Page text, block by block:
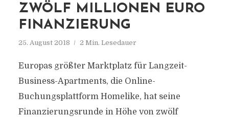
ZWÖLF MILLIONEN EURO
FINANZIERUNG
25. August 2018 2 Min. Lesedauer
Europas größter Marktplatz für Langzeit-
Business-Apartments, die Online-
Buchungsplattform Homelike, hat seine
Finanzierungsrunde in Höhe von zwölf